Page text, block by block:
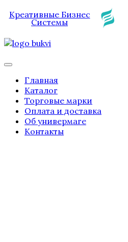
Креативные Бизнес
Системы
Главная
Каталог
Торговые марки
Оплата и доставка
Об универмаге
Контакты